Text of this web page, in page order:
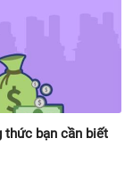
thức bạn cần biết